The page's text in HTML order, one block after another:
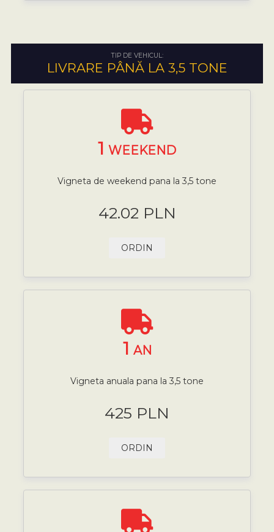
TIP DE VEHICUL:
LIVRARE PÂNĂ LA 3,5 TONE
1 WEEKEND
Vigneta de weekend pana la 3,5 tone
42.02 PLN
ORDIN
1 AN
Vigneta anuala pana la 3,5 tone
425 PLN
ORDIN